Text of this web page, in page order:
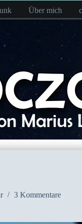
Über mich
3 Kommentare